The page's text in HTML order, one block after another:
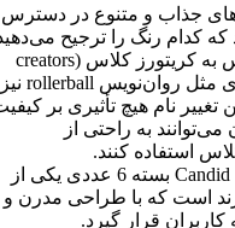
جذاب و متنوع در دسترس
که کدام رنگ را ترجیح
با توجه به تغییر نام برند از سی.کلاس به کریتورز کلاس (creators
class)، ممکن است محصولات جدیدی مثل روان‌نویس rollerball نیز
نام هیچ تأثیری بر
به راحتی از
استفاده کنند.
در مجموع، خودکار سی.کلاس مدل Candid بسته 6 عددی یکی از
است که با طراحی مدرن و
کاربران قرار گیرد.